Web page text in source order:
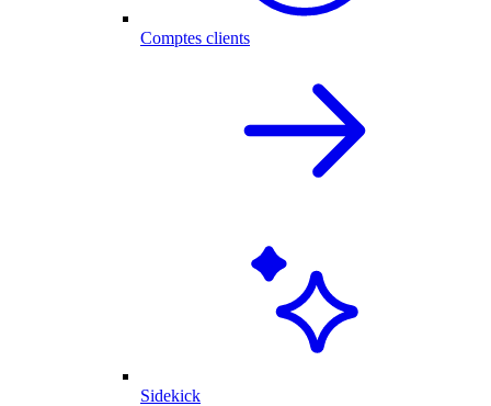
Comptes clients
Sidekick